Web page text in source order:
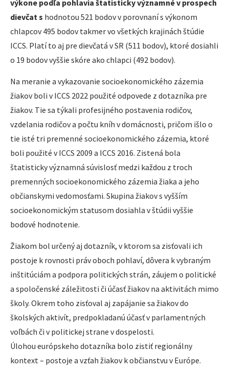
výkone podľa pohlavia štatisticky významné v prospech
dievčat s hodnotou 521 bodov v porovnaní s výkonom
chlapcov 495 bodov takmer vo všetkých krajinách štúdie
ICCS. Platí to aj pre dievčatá v SR (511 bodov), ktoré dosiahli
o 19 bodov vyššie skóre ako chlapci (492 bodov).
Na meranie a vykazovanie socioekonomického zázemia
žiakov boli v ICCS 2022 použité odpovede z dotazníka pre
žiakov. Tie sa týkali profesijného postavenia rodičov,
vzdelania rodičov a počtu kníh v domácnosti, pričom išlo o
tie isté tri premenné socioekonomického zázemia, ktoré
boli použité v ICCS 2009 a ICCS 2016. Zistená bola
štatisticky významná súvislosť medzi každou z troch
premenných socioekonomického zázemia žiaka a jeho
občianskymi vedomosťami. Skupina žiakov s vyšším
socioekonomickým statusom dosiahla v štúdii vyššie
bodové hodnotenie.
Žiakom bol určený aj dotazník, v ktorom sa zisťovali ich
postoje k rovnosti práv oboch pohlaví, dôvera k vybraným
inštitúciám a podpora politických strán, záujem o politické
a spoločenské záležitosti či účasť žiakov na aktivitách mimo
školy. Okrem toho zisťoval aj zapájanie sa žiakov do
školských aktivít, predpokladanú účasť v parlamentných
voľbách či v politickej strane v dospelosti.
Úlohou európskeho dotazníka bolo zistiť regionálny
kontext – postoje a vzťah žiakov k občianstvu v Európe.